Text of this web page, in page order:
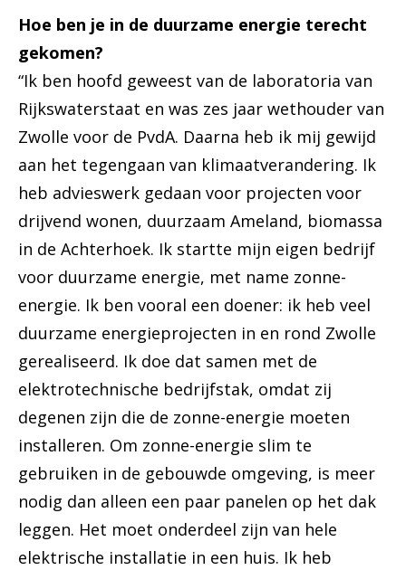
Hoe ben je in de duurzame energie terecht
gekomen?
“Ik ben hoofd geweest van de laboratoria van
Rijkswaterstaat en was zes jaar wethouder van
Zwolle voor de PvdA. Daarna heb ik mij gewijd
aan het tegengaan van klimaatverandering. Ik
heb advieswerk gedaan voor projecten voor
drijvend wonen, duurzaam Ameland, biomassa
in de Achterhoek. Ik startte mijn eigen bedrijf
voor duurzame energie, met name zonne-
energie. Ik ben vooral een doener: ik heb veel
duurzame energieprojecten in en rond Zwolle
gerealiseerd. Ik doe dat samen met de
elektrotechnische bedrijfstak, omdat zij
degenen zijn die de zonne-energie moeten
installeren. Om zonne-energie slim te
gebruiken in de gebouwde omgeving, is meer
nodig dan alleen een paar panelen op het dak
leggen. Het moet onderdeel zijn van hele
elektrische installatie in een huis. Ik heb